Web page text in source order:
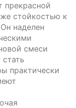
прекрасной
стойкостью к
наделен
смеси
практически